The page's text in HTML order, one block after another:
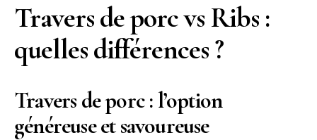
Travers de porc vs Ribs :
quelles différences ?
Travers de porc : l’option
généreuse et savoureuse